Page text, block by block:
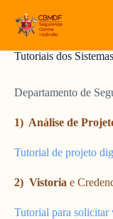
para
Tutoriais dos Sistemas
Departamento de
1) Análise de
Tutorial de projeto
2) Vistoria e
Tutorial para solicitar